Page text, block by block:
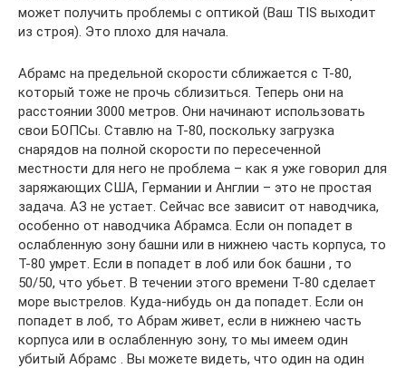
может получить проблемы с оптикой (Ваш TIS выходит
из строя). Это плохо для начала.
Абрамс на предельной скорости сближается с Т-80,
который тоже не прочь сблизиться. Теперь они на
расстоянии 3000 метров. Они начинают использовать
свои БОПСы. Ставлю на Т-80, поскольку загрузка
снарядов на полной скорости по пересеченной
местности для него не проблема – как я уже говорил для
заряжающих США, Германии и Англии – это не простая
задача. АЗ не устает. Сейчас все зависит от наводчика,
особенно от наводчика Абрамса. Если он попадет в
ослабленную зону башни или в нижнею часть корпуса, то
Т-80 умрет. Если в попадет в лоб или бок башни , то
50/50, что убьет. В течении этого времени Т-80 сделает
море выстрелов. Куда-нибудь он да попадет. Если он
попадет в лоб, то Абрам живет, если в нижнею часть
корпуса или в ослабленную зону, то мы имеем один
убитый Абрамс . Вы можете видеть, что один на один